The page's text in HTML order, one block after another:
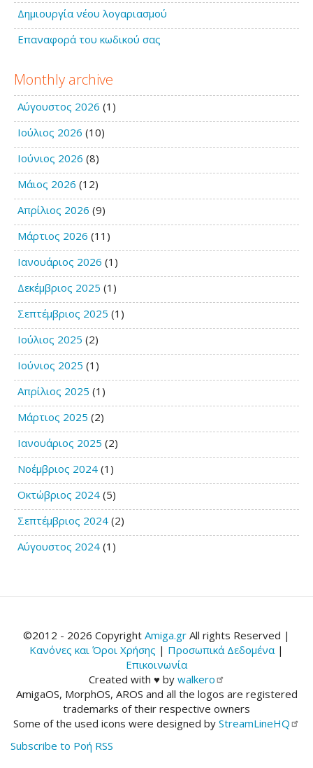
Δημιουργία νέου λογαριασμού
Επαναφορά του κωδικού σας
Monthly archive
Αύγουστος 2026 (1)
Ιούλιος 2026 (10)
Ιούνιος 2026 (8)
Μάιος 2026 (12)
Απρίλιος 2026 (9)
Μάρτιος 2026 (11)
Ιανουάριος 2026 (1)
Δεκέμβριος 2025 (1)
Σεπτέμβριος 2025 (1)
Ιούλιος 2025 (2)
Ιούνιος 2025 (1)
Απρίλιος 2025 (1)
Μάρτιος 2025 (2)
Ιανουάριος 2025 (2)
Νοέμβριος 2024 (1)
Οκτώβριος 2024 (5)
Σεπτέμβριος 2024 (2)
Αύγουστος 2024 (1)
©2012 - 2026 Copyright Amiga.gr All rights Reserved |
Κανόνες και Όροι Χρήσης | Προσωπικά Δεδομένα|
Επικοινωνία
Created with ♥ by walkero
AmigaOS, MorphOS, AROS and all the logos are registered
trademarks of their respective owners
Some of the used icons were designed by StreamLineHQ
Subscribe to Ροή RSS